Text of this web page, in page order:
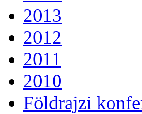
2013
2012
2011
2010
Földrajzi